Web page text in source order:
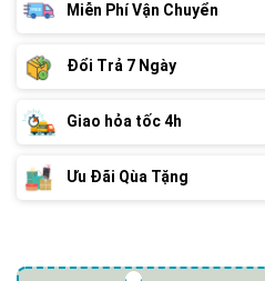
Miễn Phí Vận Chuyển
Đổi Trả 7 Ngày
Giao hỏa tốc 4h
Ưu Đãi Qùa Tặng